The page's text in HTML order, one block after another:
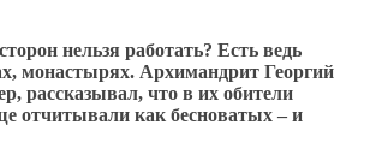
нельзя работать? Есть ведь
монастырях. Архимандрит Георгий
рассказывал, что в их обители
отчитывали как бесноватых – и